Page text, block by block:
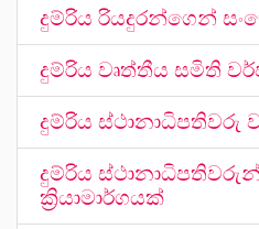
දුම්රිය රියදුරන්ගෙන්
දුම්රිය වෘත්තීය සමිති
දුම්රිය ස්ථානාධිපතිවරු
දුම්රිය
ක්‍රියාමාර්ගයක්